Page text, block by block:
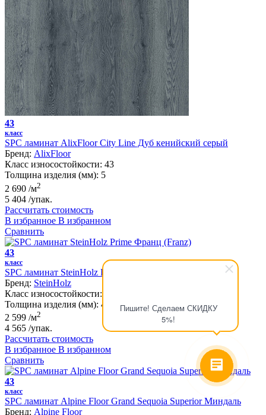
Пишите! Сделаем СКИДКУ
5%!
43
класс
SPC ламинат AlixFloor City Line Дуб кенийский серый
Бренд: AlixFloor
Класс износостойкости: 43
Толщина изделия (мм): 5
2 690 /м2
5 404 /упак.
Рассчитать стоимость
В избранное В избранном
Сравнить
43
класс
SPC ламинат SteinHolz Prime Франц (Franz)
Бренд: SteinHolz
Класс износостойкости:
Толщина изделия (мм): 4.5
2 599 /м2
4 565 /упак.
Рассчитать стоимость
В избранное В избранном
Сравнить
43
класс
SPC ламинат Alpine Floor Grand Sequoia Superior Миндаль
Бренд: Alpine Floor